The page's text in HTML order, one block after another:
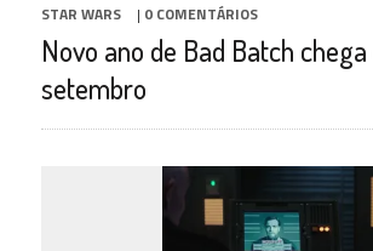
STAR WARS | 0 COMENTÁRIOS
Novo ano de Bad Batch
setembro